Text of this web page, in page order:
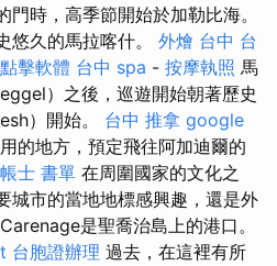
門時，高季節開始於加勒比海。
悠久的馬拉喀什。 外燴 台中 台
擊軟體 台中 spa - 按摩執照 馬
）之後，巡遊開始朝著歷史
）開始。 台中 推拿 google
的地方，預定飛往阿加迪爾的
士 書單 在周圍國家的文化之
城市的當地地標感興趣，還是外
是聖喬治島上的港口。
台胞證辦理 過去，在這裡有所